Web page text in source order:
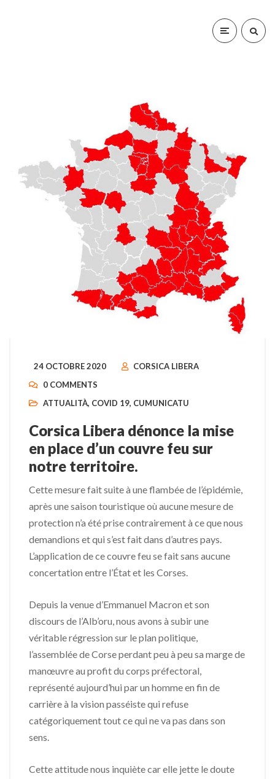
24 OCTOBRE 2020
CORSICA LIBERA
0 COMMENTS
ATTUALITÀ, COVID 19, CUMUNICATU
Corsica Libera dénonce la mise
en place d’un couvre feu sur
notre territoire.
Cette mesure fait suite à une flambée de l’épidémie,
après une saison touristique où aucune mesure de
protection n’a été prise contrairement à ce que nous
demandions et qui s’est fait dans d’autres pays.
L’application de ce couvre feu se fait sans aucune
concertation entre l’État et les Corses.
Depuis la venue d’Emmanuel Macron et son
discours de l’Alb’oru, nous avons à subir une
véritable régression sur le plan politique,
l’assemblée de Corse perdant peu à peu sa marge de
manœuvre au profit du corps préfectoral,
représenté aujourd’hui par un homme en fin de
carrière à la vision passéiste qui refuse
catégoriquement tout ce qui ne va pas dans son
sens.
Cette attitude nous inquiète car elle jette le doute